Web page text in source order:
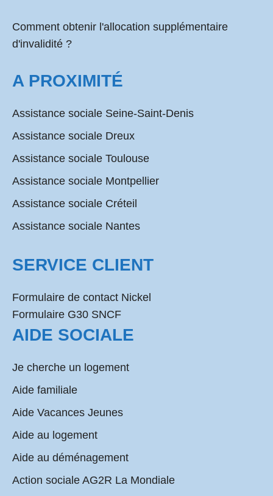
Comment obtenir l'allocation supplémentaire
d'invalidité ?
A PROXIMITÉ
Assistance sociale Seine-Saint-Denis
Assistance sociale Dreux
Assistance sociale Toulouse
Assistance sociale Montpellier
Assistance sociale Créteil
Assistance sociale Nantes
SERVICE CLIENT
Formulaire de contact Nickel
Formulaire G30 SNCF
AIDE SOCIALE
Je cherche un logement
Aide familiale
Aide Vacances Jeunes
Aide au logement
Aide au déménagement
Action sociale AG2R La Mondiale